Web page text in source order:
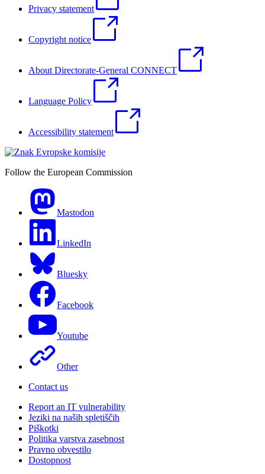
Privacy statement
Copyright notice
About Directorate-General CONNECT
Language Policy
Accessibility statement
Follow the European Commission
Mastodon
LinkedIn
Bluesky
Facebook
Youtube
Other
Contact us
Report an IT vulnerability
Jeziki na naših spletiščih
Piškotki
Politika varstva zasebnost
Pravno obvestilo
Dostopnost